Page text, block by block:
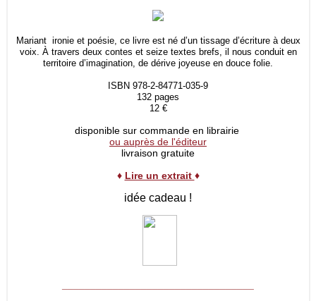
Mariant ironie et poésie, ce livre est né d’un tissage d’écriture à deux
voix. À travers deux contes et seize textes brefs, il nous conduit en
territoire d’imagination, de dérive joyeuse en douce folie.
ISBN 978-2-84771-035-9
132 pages
12 €
disponible sur commande en librairie
ou auprès de l'éditeur
livraison gratuite
♦ Lire un extrait ♦
idée cadeau !